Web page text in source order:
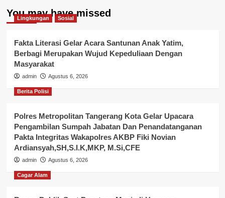
You may have missed
Lingkungan Sosial
Fakta Literasi Gelar Acara Santunan Anak Yatim,
Berbagi Merupakan Wujud Kepeduliaan Dengan
Masyarakat
admin Agustus 6, 2026
Berita Polisi
Polres Metropolitan Tangerang Kota Gelar Upacara
Pengambilan Sumpah Jabatan Dan Penandatanganan
Pakta Integritas Wakapolres AKBP Fiki Novian
Ardiansyah,SH,S.I.K,MKP, M.Si,CFE
admin Agustus 6, 2026
Cagar Alam